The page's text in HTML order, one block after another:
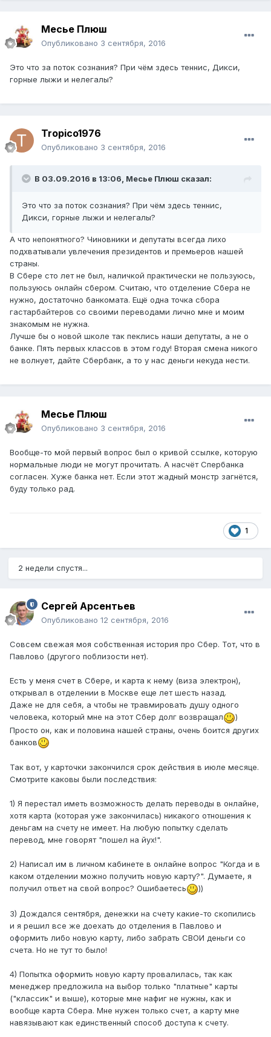
Месье Плюш
Опубликовано 3 сентября, 2016
Это что за поток сознания? При чём здесь теннис, Дикси,
горные лыжи и нелегалы?
Tropico1976
Опубликовано 3 сентября, 2016
В 03.09.2016 в 13:06, Месье Плюш сказал:
Это что за поток сознания? При чём здесь теннис,
Дикси, горные лыжи и нелегалы?
А что непонятного? Чиновники и депутаты всегда лихо
подхватывали увлечения президентов и премьеров нашей
страны.
В Сбере сто лет не был, наличкой практически не пользуюсь,
пользуюсь онлайн сбером. Считаю, что отделение Сбера не
нужно, достаточно банкомата. Ещё одна точка сбора
гастарбайтеров со своими переводами лично мне и моим
знакомым не нужна.
Лучше бы о новой школе так пеклись наши депутаты, а не о
банке. Пять первых классов в этом году! Вторая смена никого
не волнует, дайте Сбербанк, а то у нас деньги некуда нести.
Месье Плюш
Опубликовано 3 сентября, 2016
Вообще-то мой первый вопрос был о кривой ссылке, которую
нормальные люди не могут прочитать. А насчёт Спербанка
согласен. Хуже банка нет. Если этот жадный монстр загнётся,
буду только рад.
1
2 недели спустя...
Сергей Арсентьев
Опубликовано 12 сентября, 2016
Совсем свежая моя собственная история про Сбер. Тот, что в
Павлово (другого поблизости нет).
Есть у меня счет в Сбере, и карта к нему (виза электрон),
открывал в отделении в Москве еще лет шесть назад.
Даже не для себя, а чтобы не травмировать душу одного
человека, который мне на этот Сбер долг возвращал
)
Просто он, как и половина нашей страны, очень боится других
банков
Так вот, у карточки закончился срок действия в июле месяце.
Смотрите каковы были последствия:
1) Я перестал иметь возможность делать переводы в онлайне,
хотя карта (которая уже закончилась) никакого отношения к
деньгам на счету не имеет. На любую попытку сделать
перевод, мне говорят "пошел на йух!".
2) Написал им в личном кабинете в онлайне вопрос "Когда и в
каком отделении можно получить новую карту?". Думаете, я
получил ответ на свой вопрос? Ошибаетесь
))
3) Дождался сентября, денежки на счету какие-то скопились
и я решил все же доехать до отделения в Павлово и
оформить либо новую карту, либо забрать СВОИ деньги со
счета. Но не тут то было!
4) Попытка оформить новую карту провалилась, так как
менеджер предложила на выбор только "платные" карты
("классик" и выше), которые мне нафиг не нужны, как и
вообще карта Сбера. Мне нужен только счет, а карту мне
навязывают как единственный способ доступа к счету.